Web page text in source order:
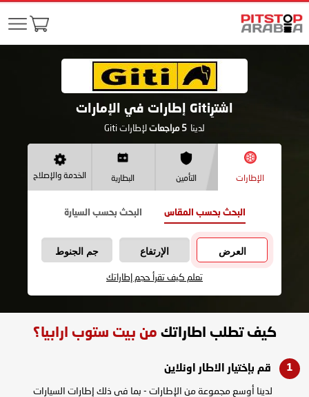
اشترِGiti إطارات في الإمارات
لدينا 5 مراجعاتلإطارات Giti
الإطارات التأمين البطارية الخدمة والإصلاح
البحث بحسب المقاس البحث بحسب السيارة
العرض الإرتفاع جم الجنوط
تعلم كيف تقرأ حجم إطاراتك
كيف تطلب اطاراتك من بيت ستوب ارابيا؟
قم بإختيار الاطار اونلاين
لدينا أوسع مجموعة من الإطارات - بما في ذلك إطارات السيارات